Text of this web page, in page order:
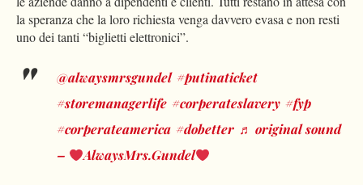
la speranza che la loro richiesta venga davvero evasa e non resti
uno dei tanti “biglietti elettronici”.
@alwaysmrsgundel #putinaticket
#storemanagerlife #corperateslavery #fyp
#corperateamerica #dobetter ♬ original sound
–
AlwaysMrs.Gundel